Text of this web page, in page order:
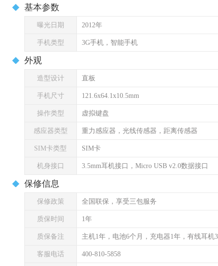
基本参数
曝光日期 2012年
手机类型 3G手机，智能手机
外观
造型设计 直板
手机尺寸 121.6x64.1x10.5mm
操作类型 虚拟键盘
感应器类型 重力感应器，光线传感器，距离传感器
SIM卡类型 SIM卡
机身接口 3.5mm耳机接口，Micro USB v2.0数据接口
保修信息
保修政策 全国联保，享受三包服务
质保时间 1年
质保备注 主机1年，电池6个月，充电器1年，有线耳机
客服电话 400-810-5858